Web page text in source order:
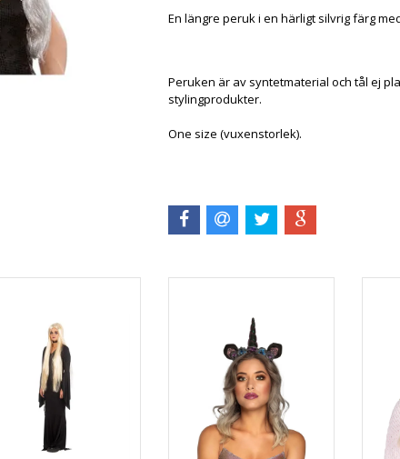
En längre peruk i en härligt silvrig färg
Peruken är av syntetmaterial och tål ej
stylingprodukter.
One size (vuxenstorlek).